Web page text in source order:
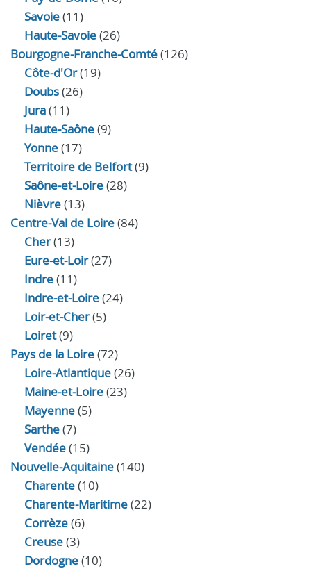
Savoie(11)
Haute-Savoie(26)
Bourgogne-Franche-Comté(126)
Côte-d'Or(19)
Doubs(26)
Jura(11)
Haute‑Saône(9)
Yonne(17)
Territoire de Belfort(9)
Saône-et-Loire(28)
Nièvre(13)
Centre-Val de Loire(84)
Cher(13)
Eure‑et‑Loir(27)
Indre(11)
Indre‑et‑Loire(24)
Loir‑et‑Cher(5)
Loiret(9)
Pays de la Loire(72)
Loire-Atlantique(26)
Maine-et-Loire(23)
Mayenne(5)
Sarthe(7)
Vendée(15)
Nouvelle-Aquitaine(140)
Charente(10)
Charente-Maritime(22)
Corrèze(6)
Creuse(3)
Dordogne(10)